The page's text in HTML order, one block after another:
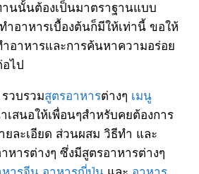
นนั้นต้องเป็นมาตราฐานแบบ
ำอาหารเบื้องต้นก็มีให้เท่านี้ ขอให้
อาหารและการค้นหาความอร่อย
ไป
วบรวมสูตรอาหารต่างๆ เมนู
เสนอให้เพื่อนๆสำหรับคยต้องการ
ละเอียด ส่วนผสม วิธีทำ และ
หารต่างๆ ซึ่งมีสูตรอาหารต่างๆ